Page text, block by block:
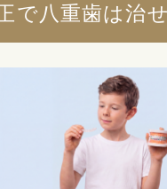
で八重歯は治